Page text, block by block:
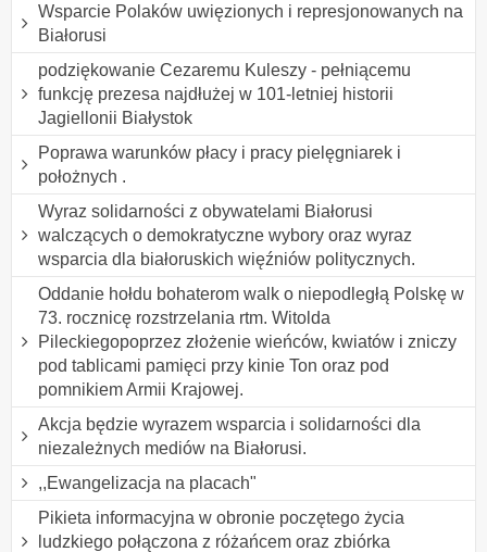
Wsparcie Polaków uwięzionych i represjonowanych na
Białorusi
podziękowanie Cezaremu Kuleszy - pełniącemu
funkcję prezesa najdłużej w 101-letniej historii
Jagiellonii Białystok
Poprawa warunków płacy i pracy pielęgniarek i
położnych .
Wyraz solidarności z obywatelami Białorusi
walczących o demokratyczne wybory oraz wyraz
wsparcia dla białoruskich więźniów politycznych.
Oddanie hołdu bohaterom walk o niepodległą Polskę w
73. rocznicę rozstrzelania rtm. Witolda
Pileckiegopoprzez złożenie wieńców, kwiatów i zniczy
pod tablicami pamięci przy kinie Ton oraz pod
pomnikiem Armii Krajowej.
Akcja będzie wyrazem wsparcia i solidarności dla
niezależnych mediów na Białorusi.
,,Ewangelizacja na placach"
Pikieta informacyjna w obronie poczętego życia
ludzkiego połączona z różańcem oraz zbiórka